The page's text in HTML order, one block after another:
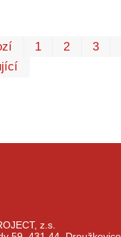
1 2 3
z.s.